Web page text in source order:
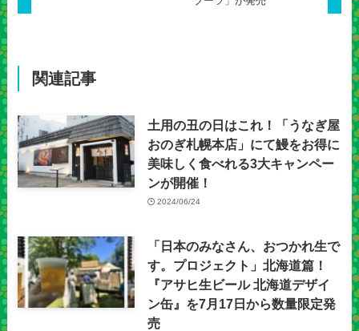
関連記事
土用の丑の日はこれ！「うなぎ屋
おのぎ札幌本店」にて鰻をお得に
美味しく食べれる3大キャンペー
ンが開催！
2024/06/24
「日本のみなさん、おつかれ生で
す。プロジェクト」北海道篇！
『アサヒ生ビール 北海道デザイ
ン缶』を7月17日から数量限定発
売